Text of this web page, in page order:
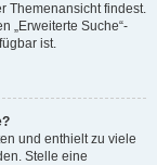
Themenansicht findest.
„Erweiterte Suche“-
ist.
und enthielt zu viele
Stelle eine